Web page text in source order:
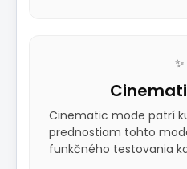
✨
Cinematic mode patrí
prednostiam tohto
funkčného testovania